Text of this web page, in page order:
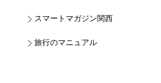
スマートマガジン関西
旅行のマニュアル